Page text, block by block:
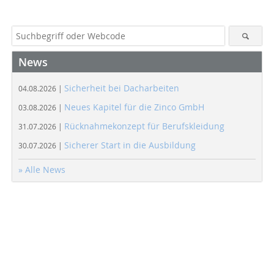
News
04.08.2026 | Sicherheit bei Dacharbeiten
03.08.2026 | Neues Kapitel für die Zinco GmbH
31.07.2026 | Rücknahmekonzept für Berufskleidung
30.07.2026 | Sicherer Start in die Ausbildung
» Alle News